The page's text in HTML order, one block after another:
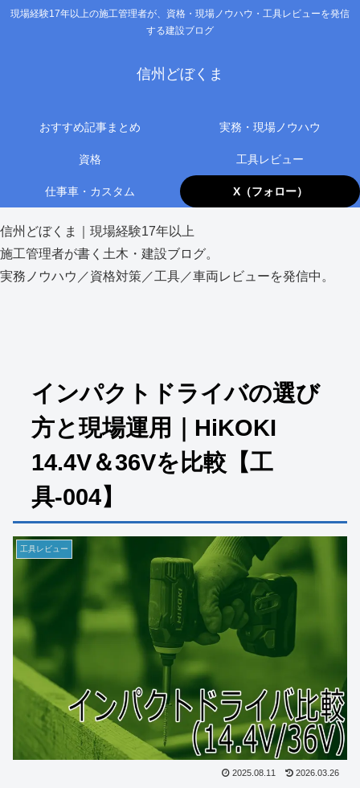
現場経験17年以上の施工管理者が、資格・現場ノウハウ・工具レビューを発信
する建設ブログ
信州どぼくま
おすすめ記事まとめ 実務・現場ノウハウ
資格 工具レビュー
仕事車・カスタム X（フォロー）
信州どぼくま｜現場経験17年以上
施工管理者が書く土木・建設ブログ。
実務ノウハウ／資格対策／工具／車両レビューを発信中。
インパクトドライバの選び
方と現場運用｜HiKOKI
14.4V＆36Vを比較【工
具-004】
工具レビュー
2025.08.11 2026.03.26